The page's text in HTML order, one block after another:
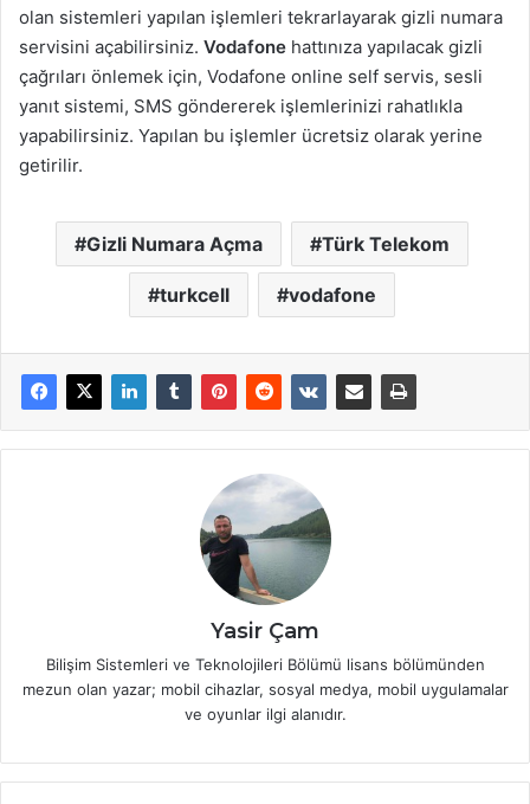
olan sistemleri yapılan işlemleri tekrarlayarak gizli numara
servisini açabilirsiniz. Vodafone hattınıza yapılacak gizli
çağrıları önlemek için, Vodafone online self servis, sesli
yanıt sistemi, SMS göndererek işlemlerinizi rahatlıkla
yapabilirsiniz. Yapılan bu işlemler ücretsiz olarak yerine
getirilir.
Gizli Numara Açma Türk Telekom
turkcell vodafone
Yasir Çam
Bilişim Sistemleri ve Teknolojileri Bölümü lisans bölümünden
mezun olan yazar; mobil cihazlar, sosyal medya, mobil uygulamalar
ve oyunlar ilgi alanıdır.